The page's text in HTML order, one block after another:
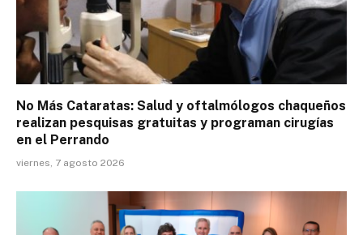
No Más Cataratas: Salud y oftalmólogos chaqueños
realizan pesquisas gratuitas y programan cirugías
en el Perrando
viernes, 7 agosto 2026